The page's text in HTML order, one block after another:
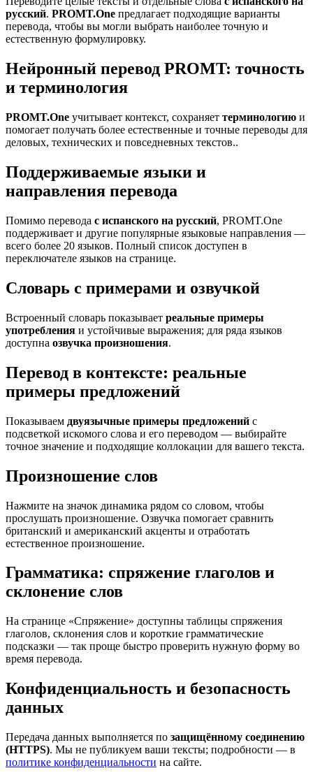
русский. PROMT.One предлагает подходящие варианты
перевода, чтобы вы могли выбрать наиболее точную и
естественную формулировку.
Нейронный перевод PROMT: точность
и терминология
PROMT.One учитывает контекст, сохраняет терминологию и
помогает получать более естественные и точные переводы для
деловых, технических и повседневных текстов..
Поддерживаемые языки и
направления перевода
Помимо перевода с испанского на русский, PROMT.One
поддерживает и другие популярные языковые направления —
всего более 20 языков. Полный список доступен в
переключателе языков на странице.
Словарь с примерами и озвучкой
Встроенный словарь показывает реальные примеры
употребления и устойчивые выражения; для ряда языков
доступна озвучка произношения.
Перевод в контексте: реальные
примеры предложений
Показываем двуязычные примеры предложений с
подсветкой искомого слова и его переводом — выбирайте
точное значение и подходящие коллокации для вашего текста.
Произношение слов
Нажмите на значок динамика рядом со словом, чтобы
прослушать произношение. Озвучка помогает сравнить
британский и американский акценты и отработать
естественное произношение.
Грамматика: спряжение глаголов и
склонение слов
На странице «Спряжение» доступны таблицы спряжения
глаголов, склонения слов и короткие грамматические
подсказки — так проще быстро проверить нужную форму во
время перевода.
Конфиденциальность и безопасность
данных
Передача данных выполняется по защищённому соединению
(HTTPS). Мы не публикуем ваши тексты; подробности — в
политике конфиденциальности на сайте.